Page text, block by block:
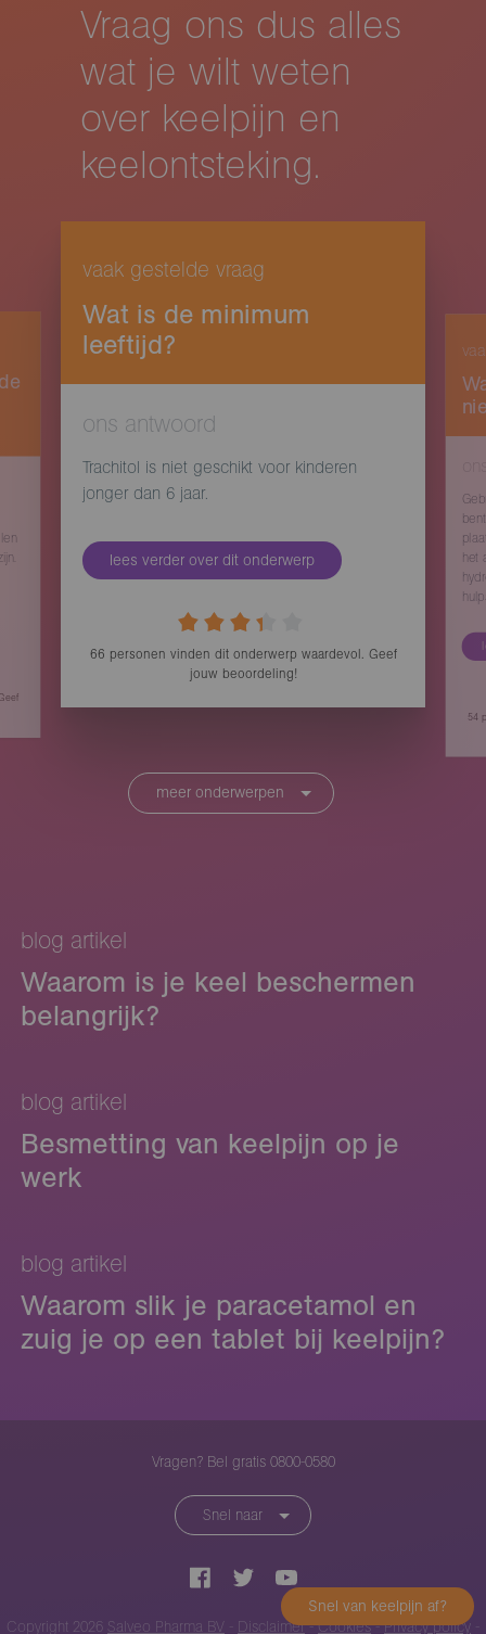
Vraag ons dus alles
wat je wilt weten
over keelpijn en
keelontsteking.
vaak gestelde vraag
Wat is de minimum
leeftijd?
ons antwoord
Trachitol is niet geschikt voor kinderen
jonger dan 6 jaar.
lees verder over dit onderwerp
66 personen vinden dit onderwerp waardevol. Geef
jouw beoordeling!
het
54
meer onderwerpen
blog artikel
Waarom is je keel beschermen
belangrijk?
blog artikel
Besmetting van keelpijn op je
werk
blog artikel
Waarom slik je paracetamol en
zuig je op een tablet bij keelpijn?
Snel van keelpijn af?
Vragen? Bel gratis 0800-0580
Snel naar
Copyright 2026 Salveo Pharma BV Disclaimer-Cookies-Privacy policy